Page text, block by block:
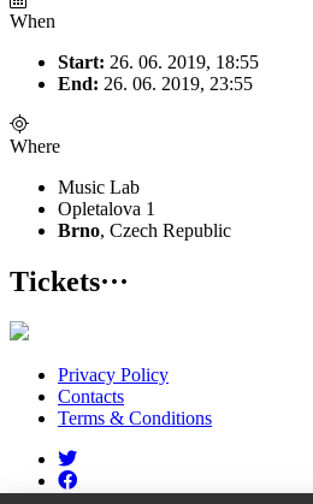
When
Start: 26. 06. 2019, 18:55
End: 26. 06. 2019, 23:55
Where
Music Lab
Opletalova 1
Brno, Czech Republic
Tickets···
Privacy Policy
Contacts
Terms & Conditions